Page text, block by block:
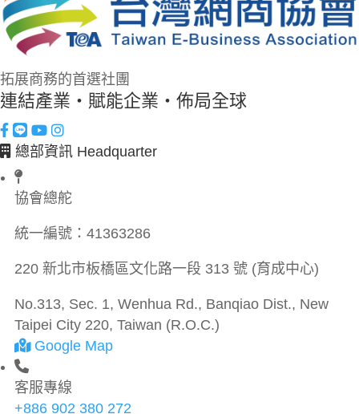
拓展商務的首選社團
連結產業・賦能企業・佈局全球
總部資訊 Headquarter
協會總舵
統一編號： 41363286
220 新北市板橋區文化路一段 313 號 (育成中心)
No.313, Sec. 1, Wenhua Rd., Banqiao Dist., New
Taipei City 220, Taiwan (R.O.C.)
Google Map
客服專線
+886 902 380 272